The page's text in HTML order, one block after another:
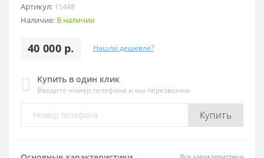
Артикул: 11448
Наличие: В наличии
40 000 р. Нашли дешевле?
Купить в один клик
Введите номер телефона и мы перезвоним
Купить